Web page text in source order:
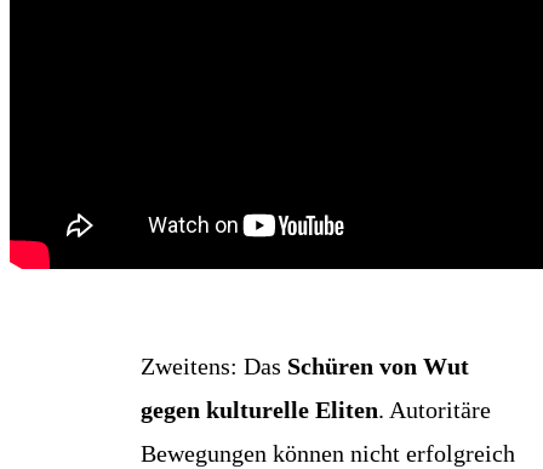
Zwei­tens: Das Schü­ren von Wut
gegen kul­tu­rel­le Eli­ten. Auto­ri­tä­re
Bewe­gun­gen kön­nen nicht erfolg­reich